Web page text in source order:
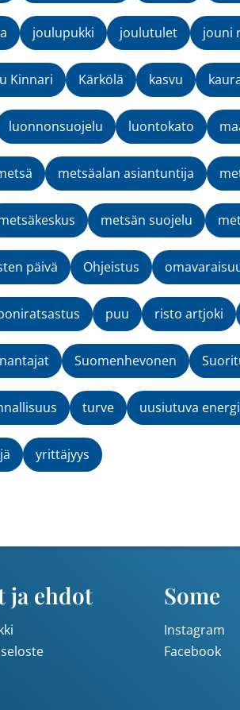
joulupukki joulutulet jouni
Kinnari Kärkölä kasvu
luonnonsuojelu luontokato
metsäalan asiantuntija
metsän suojelu
päivä Ohjeistus
puu risto artjoki
Suomenhevonen
turve uusiutuva
yrittäjyys
ja ehdot Some
Instagram
Facebook